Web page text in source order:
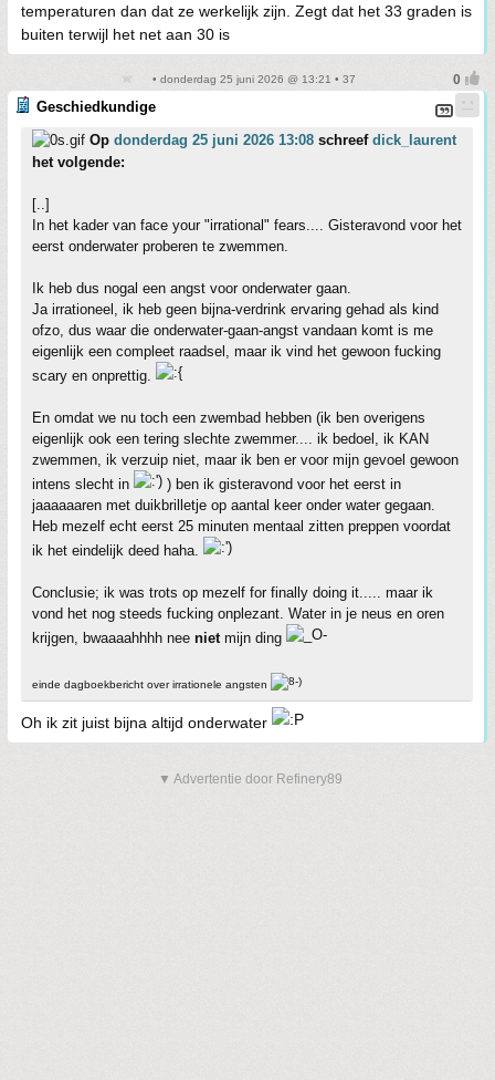
temperaturen dan dat ze werkelijk zijn. Zegt dat het 33 graden is
buiten terwijl het net aan 30 is
• donderdag 25 juni 2026 @ 13:21 • 37
Geschiedkundige
Op donderdag 25 juni 2026 13:08 schreef dick_laurent
het volgende:
[..]
In het kader van face your "irrational" fears.... Gisteravond voor het
eerst onderwater proberen te zwemmen.
Ik heb dus nogal een angst voor onderwater gaan.
Ja irrationeel, ik heb geen bijna-verdrink ervaring gehad als kind
ofzo, dus waar die onderwater-gaan-angst vandaan komt is me
eigenlijk een compleet raadsel, maar ik vind het gewoon fucking
scary en onprettig.
En omdat we nu toch een zwembad hebben (ik ben overigens
eigenlijk ook een tering slechte zwemmer.... ik bedoel, ik KAN
zwemmen, ik verzuip niet, maar ik ben er voor mijn gevoel gewoon
intens slecht in
) ben ik gisteravond voor het eerst in
jaaaaaaren met duikbrilletje op aantal keer onder water gegaan.
Heb mezelf echt eerst 25 minuten mentaal zitten preppen voordat
ik het eindelijk deed haha.
Conclusie; ik was trots op mezelf for finally doing it..... maar ik
vond het nog steeds fucking onplezant. Water in je neus en oren
krijgen, bwaaaahhhh nee niet mijn ding
einde dagboekbericht over irrationele angsten
Oh ik zit juist bijna altijd onderwater
▼ Advertentie door Refinery89